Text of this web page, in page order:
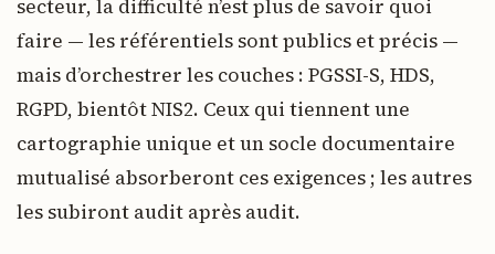
secteur, la difficulté n’est plus de savoir quoi
faire — les référentiels sont publics et précis —
mais d’orchestrer les couches : PGSSI-S, HDS,
RGPD, bientôt NIS2. Ceux qui tiennent une
cartographie unique et un socle documentaire
mutualisé absorberont ces exigences ; les autres
les subiront audit après audit.